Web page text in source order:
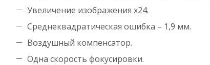
Увеличение изображения х24.
Среднеквадратическая ошибка – 1,9 мм.
Воздушный компенсатор.
Одна скорость фокусировки.